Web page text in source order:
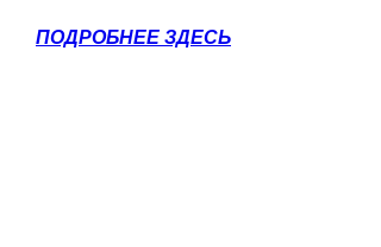
ПОДРОБНЕЕ ЗДЕСЬ